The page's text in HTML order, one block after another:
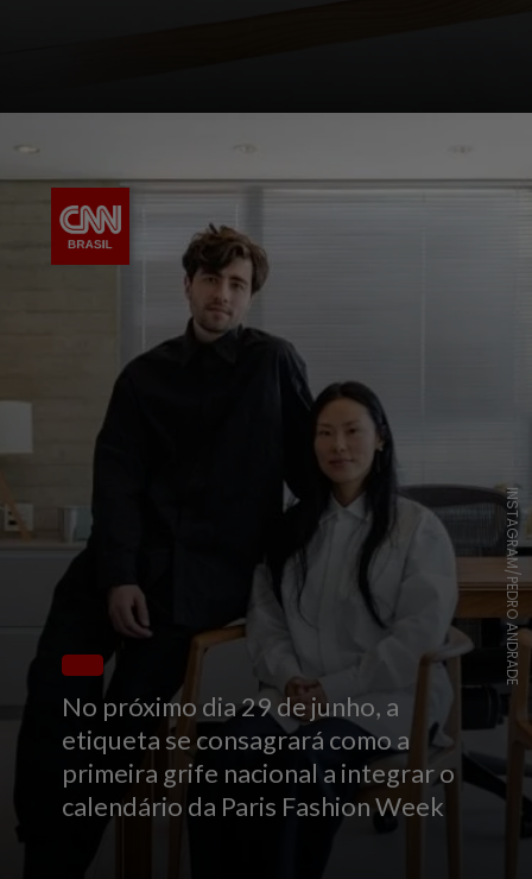
No próximo dia 29 de junho, a
etiqueta se consagrará como a
primeira grife nacional a integrar o
calendário da Paris Fashion Week
INSTAGRAM/PEDRO ANDRADE